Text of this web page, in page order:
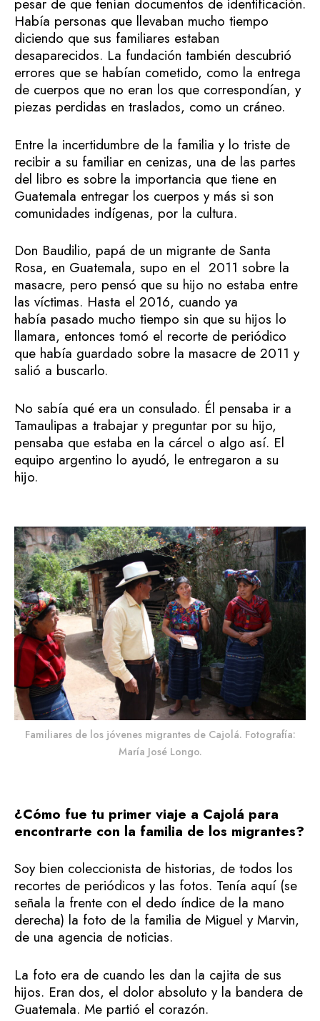
pesar de que tenían documentos de identificación.
Había personas que llevaban mucho tiempo
diciendo que sus familiares estaban
desaparecidos. La fundación también descubrió
errores que se habían cometido, como la entrega
de cuerpos que no eran los que correspondían, y
piezas perdidas en traslados, como un cráneo.
Entre la incertidumbre de la familia y lo triste de
recibir a su familiar en cenizas, una de las partes
del libro es sobre la importancia que tiene en
Guatemala entregar los cuerpos y más si son
comunidades indígenas, por la cultura.
Don Baudilio, papá de un migrante de Santa
Rosa, en Guatemala, supo en el 2011 sobre la
masacre, pero pensó que su hijo no estaba entre
las víctimas. Hasta el 2016, cuando ya
había pasado mucho tiempo sin que su hijos lo
llamara, entonces tomó el recorte de periódico
que había guardado sobre la masacre de 2011 y
salió a buscarlo.
No sabía qué era un consulado. Él pensaba ir a
Tamaulipas a trabajar y preguntar por su hijo,
pensaba que estaba en la cárcel o algo así. El
equipo argentino lo ayudó, le entregaron a su
hijo.
Familiares de los jóvenes migrantes de Cajolá. Fotografía:
María José Longo.
¿Cómo fue tu primer viaje a Cajolá para
encontrarte con la familia de los migrantes?
Soy bien coleccionista de historias, de todos los
recortes de periódicos y las fotos. Tenía aquí (se
señala la frente con el dedo índice de la mano
derecha) la foto de la familia de Miguel y Marvin,
de una agencia de noticias.
La foto era de cuando les dan la cajita de sus
hijos. Eran dos, el dolor absoluto y la bandera de
Guatemala. Me partió el corazón.